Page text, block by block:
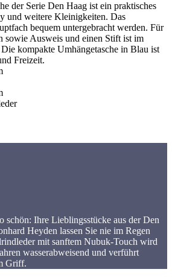
der Serie Den Haag ist ein praktisches
und weitere Kleinigkeiten. Das
bequem untergebracht werden. Für
sowie Ausweis und einen Stift ist im
kompakte Umhängetasche in Blau ist
Freizeit.
schön: Ihre Lieblingsstücke aus der Den
Heyden lassen Sie nie im Regen
mit sanftem Nubuk-Touch wird
wasserabweisend und verführt
Griff.